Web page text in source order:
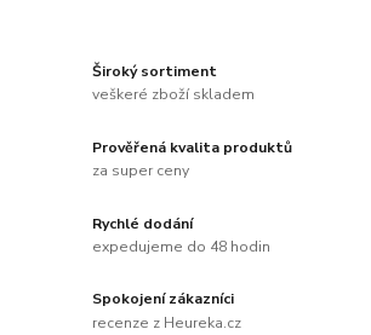
Široký sortiment
veškeré zboží skladem
Prověřená kvalita produktů
za super ceny
Rychlé dodání
expedujeme do 48 hodin
Spokojení zákazníci
recenze z Heureka.cz